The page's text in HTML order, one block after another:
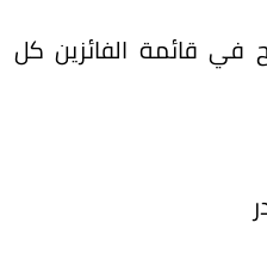
في قائمة الفائزين كل